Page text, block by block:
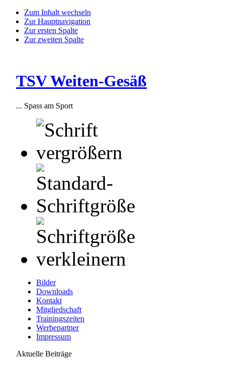
Zum Inhalt wechseln
Zur Hauptnavigation
Zur ersten Spalte
Zur zweiten Spalte
TSV Weiten-Gesäß
... Spass am Sport
Bilder
Downloads
Kontakt
Mitgliedschaft
Trainingszeiten
Werbepartner
Impressum
Aktuelle Beiträge